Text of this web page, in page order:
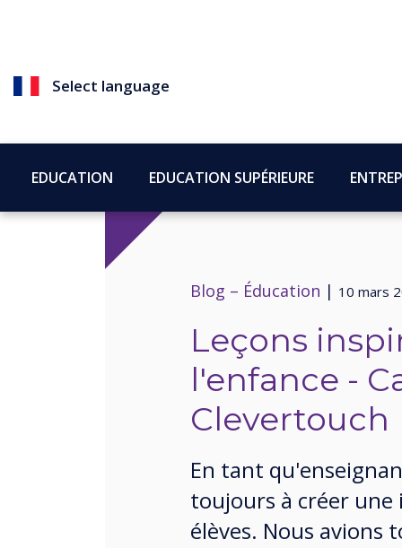
Select language
EDUCATION EDUCATION SUPÉRIEURE
Blog – Éducation | 10 mars
Leçons
l'enfance -
Clevertouch
En tant
toujours à créer une
élèves. Nous avions